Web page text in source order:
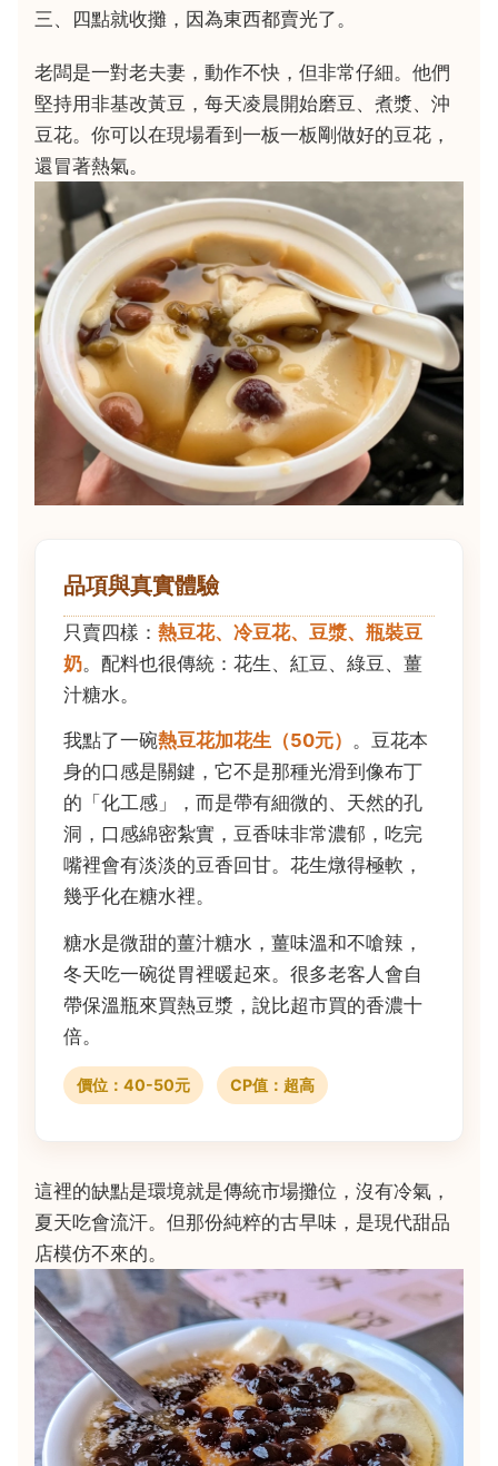
三、四點就收攤，因為東西都賣光了。
老闆是一對老夫妻，動作不快，但非常仔細。他們
堅持用非基改黃豆，每天凌晨開始磨豆、煮漿、沖
豆花。你可以在現場看到一板一板剛做好的豆花，
還冒著熱氣。
品項與真實體驗
只賣四樣： 熱豆花、冷豆花、豆漿、瓶裝豆
奶。配料也很傳統：花生、紅豆、綠豆、薑
汁糖水。
我點了一碗熱豆花加花生（50元） 。豆花本
身的口感是關鍵，它不是那種光滑到像布丁
的「化工感」，而是帶有細微的、天然的孔
洞，口感綿密紮實，豆香味非常濃郁，吃完
嘴裡會有淡淡的豆香回甘。花生燉得極軟，
幾乎化在糖水裡。
糖水是微甜的薑汁糖水，薑味溫和不嗆辣，
冬天吃一碗從胃裡暖起來。很多老客人會自
帶保溫瓶來買熱豆漿，說比超市買的香濃十
倍。
價位：40-50元 CP值：超高
這裡的缺點是環境就是傳統市場攤位，沒有冷氣，
夏天吃會流汗。但那份純粹的古早味，是現代甜品
店模仿不來的。